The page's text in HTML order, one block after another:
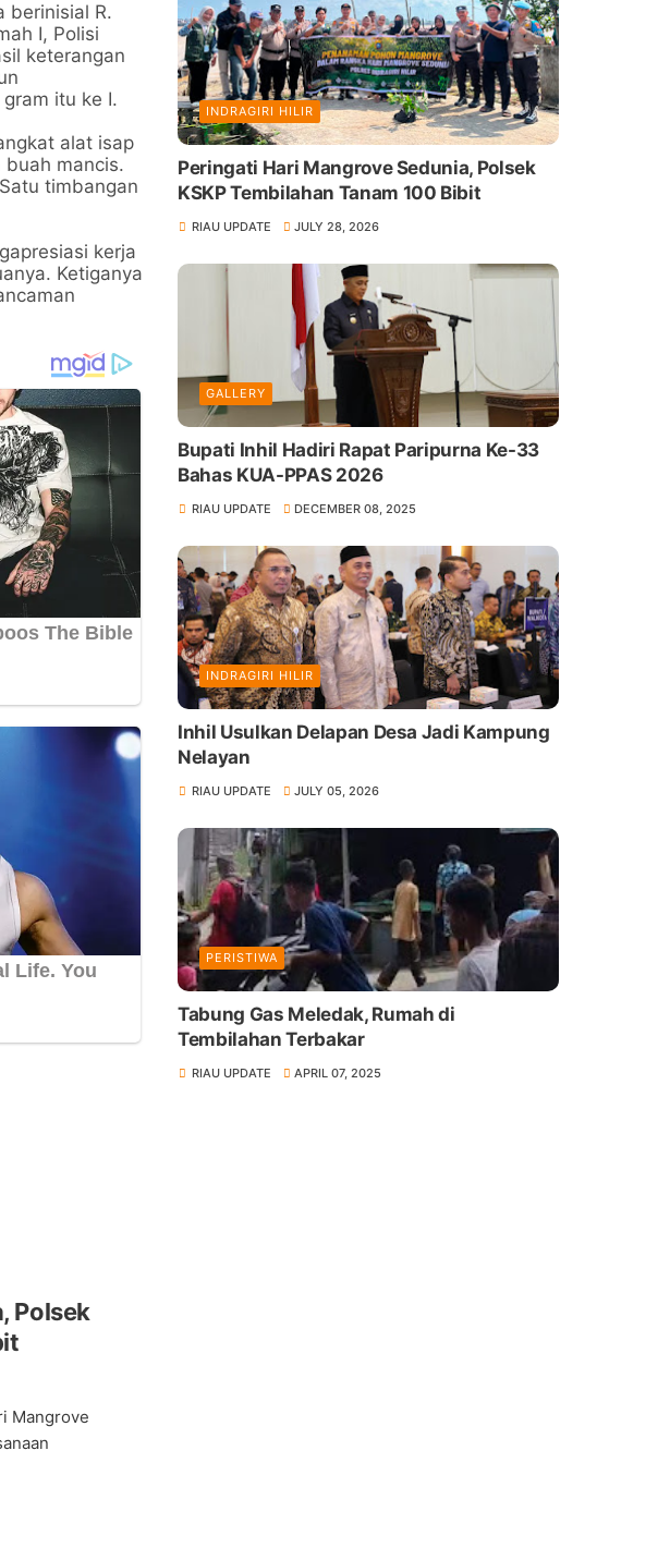
berinisial R.
I, Polisi
keterangan
itu ke I.
alat isap
mancis.
timbangan
kerja
Ketiganya
Polsek
Mangrove
INDRAGIRI HILIR
Peringati Hari Mangrove Sedunia, Polsek
KSKP Tembilahan Tanam 100 Bibit
RIAU UPDATE JULY 28, 2026
GALLERY
Bupati Inhil Hadiri Rapat Paripurna Ke-33
Bahas KUA-PPAS 2026
RIAU UPDATE DECEMBER 08, 2025
INDRAGIRI HILIR
Inhil Usulkan Delapan Desa Jadi Kampung
Nelayan
RIAU UPDATE JULY 05, 2026
PERISTIWA
Tabung Gas Meledak, Rumah di
Tembilahan Terbakar
RIAU UPDATE APRIL 07, 2025